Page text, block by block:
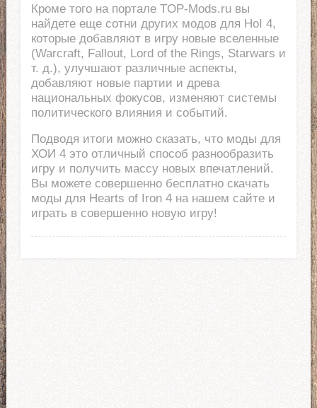
Кроме того на портале TOP-Mods.ru вы
найдете еще сотни других модов для HoI 4,
которые добавляют в игру новые вселенные
(Warcraft, Fallout, Lord of the Rings, Starwars и
т. д.), улучшают различные аспекты,
добавляют новые партии и древа
национальных фокусов, изменяют системы
политического влияния и событий.
Подводя итоги можно сказать, что моды для
ХОИ 4 это отличный способ разнообразить
игру и получить массу новых впечатлений.
Вы можете совершенно бесплатно скачать
моды для Hearts of Iron 4 на нашем сайте и
играть в совершенно новую игру!